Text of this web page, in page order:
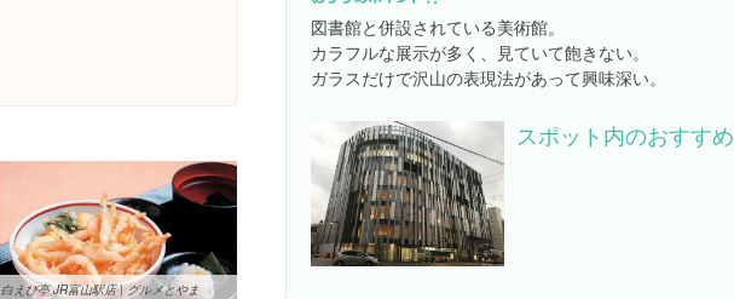
図書館と併設されている美術館。
カラフルな展示が多く、見ていて飽きない。
ガラスだけで沢山の表現法があって興味深い。
スポット内のおすすめ
白えび亭 JR富山駅店 | グルメとやま